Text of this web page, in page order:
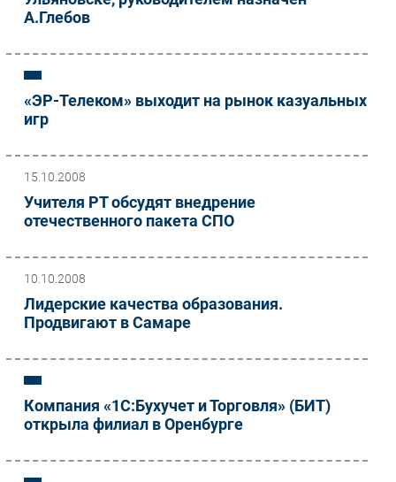
А.Глебов
«ЭР-Телеком» выходит на рынок казуальных
игр
15.10.2008
Учителя РТ обсудят внедрение
отечественного пакета СПО
10.10.2008
Лидерские качества образования.
Продвигают в Самаре
Компания «1С:Бухучет и Торговля» (БИТ)
открыла филиал в Оренбурге